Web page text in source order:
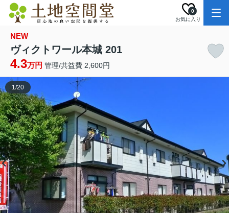
お気に入り
0
NEW
ヴィクトワール本城 201
4.3万円 管理/共益費 2,600円
1/20